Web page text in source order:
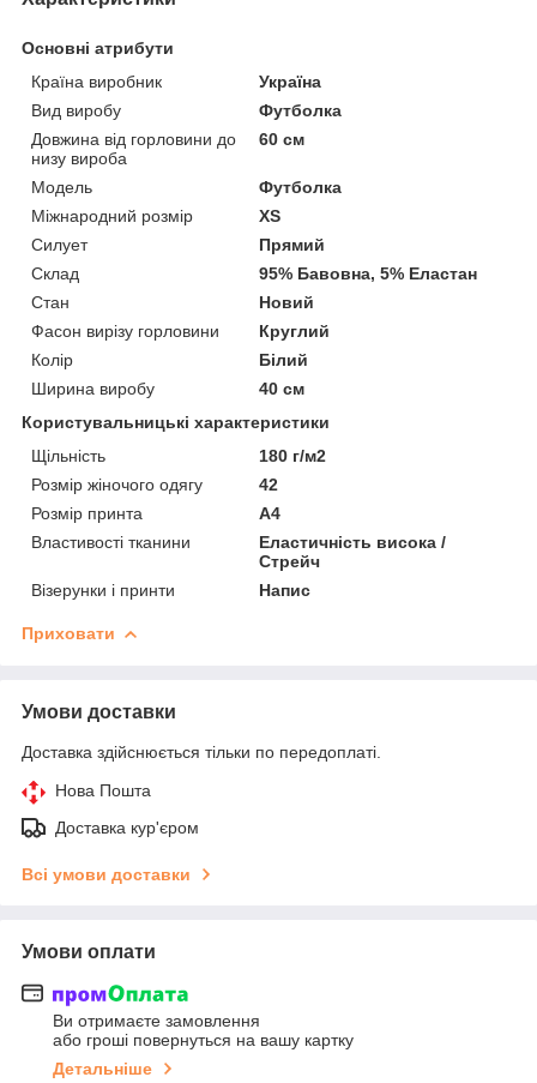
Основні атрибути
Країна виробник
Україна
Вид виробу
Футболка
Довжина від горловини до
низу вироба
60 см
Модель
Футболка
Міжнародний розмір
XS
Силует
Прямий
Склад
95% Бавовна, 5% Еластан
Стан
Новий
Фасон вирізу горловини
Круглий
Колір
Білий
Ширина виробу
40 см
Користувальницькі характеристики
Щільність
180 г/м2
Розмір жіночого одягу
42
Розмір принта
А4
Властивості тканини
Еластичність висока /
Стрейч
Візерунки і принти
Напис
Приховати
Умови доставки
Доставка здійснюється тільки по передоплаті.
Нова Пошта
Доставка кур'єром
Всі умови доставки
Умови оплати
Ви отримаєте замовлення
або гроші повернуться на вашу картку
Детальніше